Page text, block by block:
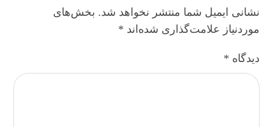
نشانی ایمیل شما منتشر نخواهد شد. بخش‌های
موردنیاز علامت‌گذاری شده‌اند *
دیدگاه *